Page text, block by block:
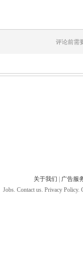
评论前需
关于我们
广告服
Jobs. Contact us. Privacy